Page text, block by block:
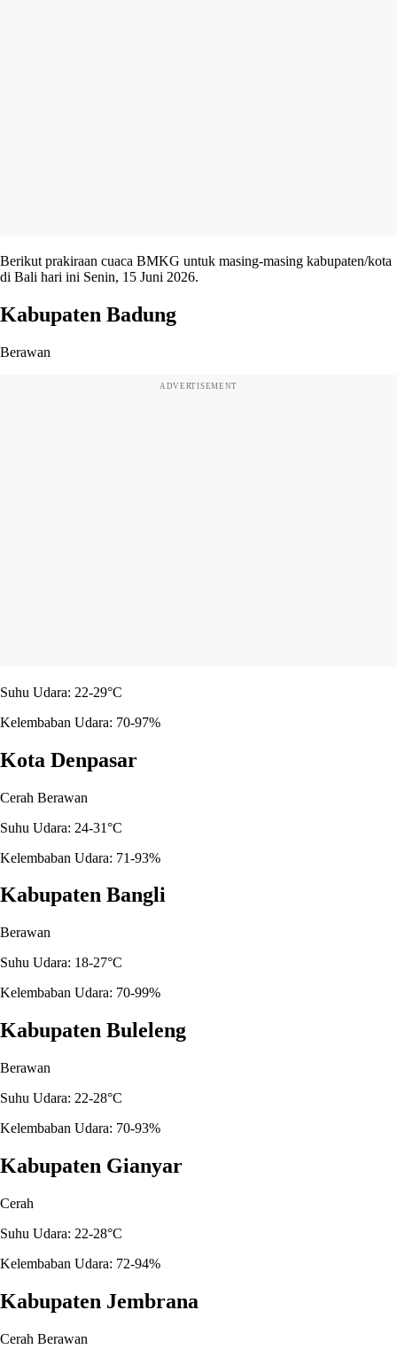
Berikut prakiraan cuaca BMKG untuk masing-masing kabupaten/kota
di Bali hari ini Senin, 15 Juni 2026.
Kabupaten Badung
Berawan
ADVERTISEMENT
Suhu Udara: 22-29°C
Kelembaban Udara: 70-97%
Kota Denpasar
Cerah Berawan
Suhu Udara: 24-31°C
Kelembaban Udara: 71-93%
Kabupaten Bangli
Berawan
Suhu Udara: 18-27°C
Kelembaban Udara: 70-99%
Kabupaten Buleleng
Berawan
Suhu Udara: 22-28°C
Kelembaban Udara: 70-93%
Kabupaten Gianyar
Cerah
Suhu Udara: 22-28°C
Kelembaban Udara: 72-94%
Kabupaten Jembrana
Cerah Berawan